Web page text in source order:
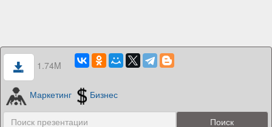
1.74M
Маркетинг Бизнес